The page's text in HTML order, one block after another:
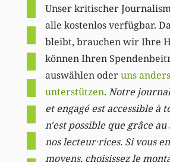
Unser kritischer
alle kostenlos verfügbar.
bleibt, brauchen wir Ihre
können Ihren
auswählen oderuns anders
unterstützen. Notre
et engagé est accessible à
n'est possible que grâce au
nos lecteur·rices. Si vous
moyens, choisissez le